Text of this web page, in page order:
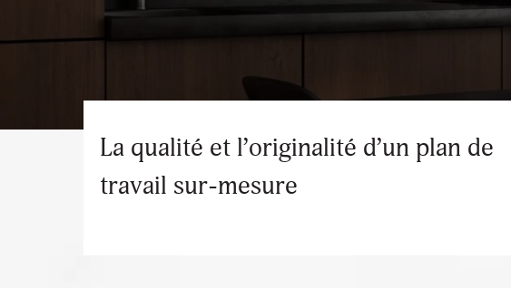
La qualité et l’originalité d’un plan de
travail sur-mesure